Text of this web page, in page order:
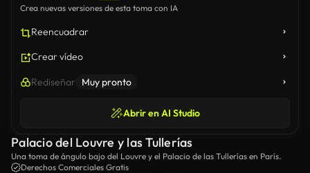
Crea nuevas versiones de esta toma con IA
Reencuadrar
Crear vídeo
Rediseñar Muy pronto
Abrir en AI Studio
Palacio del Louvre y las Tullerías
Una toma de ángulo bajo del Louvre y el Palacio de las Tullerías en París.
Derechos Comerciales Gratis